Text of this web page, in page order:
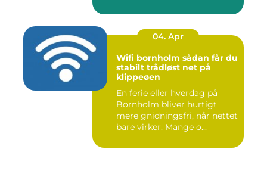
04. Apr
Wifi bornholm sådan får du
stabilt trådløst net på
klippeøen
En ferie eller hverdag på
Bornholm bliver hurtigt
mere gnidningsfri, når nettet
bare virker. Mange o...